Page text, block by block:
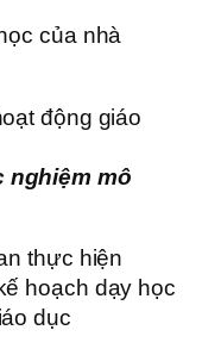
của nhà
động giáo
thực hiện
hoạch dạy học
dục